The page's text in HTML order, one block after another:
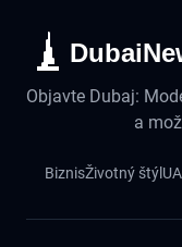
Objavte Dubaj:
a
BiznisŽivotný štýl